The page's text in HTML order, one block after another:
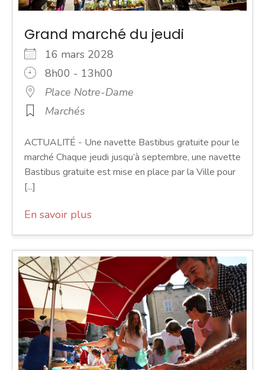
Grand marché du jeudi
16 mars 2028
8h00 - 13h00
Place Notre-Dame
Marchés
ACTUALITÉ - Une navette Bastibus gratuite pour le
marché Chaque jeudi jusqu’à septembre, une navette
Bastibus gratuite est mise en place par la Ville pour
[...]
En savoir plus